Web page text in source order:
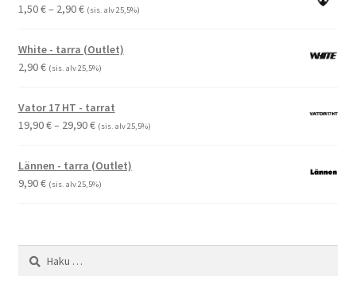
1,50€– 2,90€Hintaluokka:
-
(sis. alv 25,5%)
White - tarra (Outlet)
2,90€ (sis. alv 25,5%)
Vator 17 HT - tarrat
19,90€– 29,90€Hintaluokka:
-
(sis. alv 25,5%)
Lännen - tarra (Outlet)
9,90€ (sis. alv 25,5%)
Haku: